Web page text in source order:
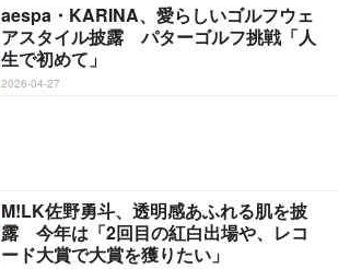
aespa・KARINA、愛らしいゴルフウェ
アスタイル披露 パターゴルフ挑戦「人
生で初めて」
2026-04-27
M!LK佐野勇斗、透明感あふれる肌を披
露 今年は「2回目の紅白出場や、レコ
ード大賞で大賞を獲りたい」